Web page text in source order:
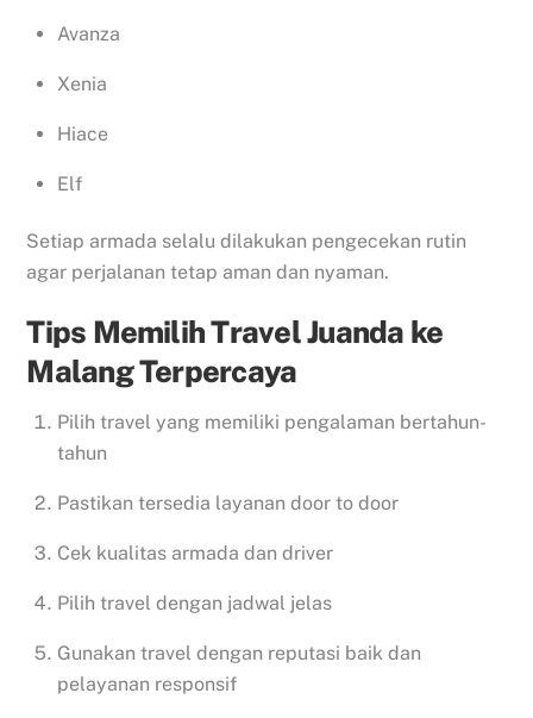
Avanza
Xenia
Hiace
Elf
Setiap armada selalu dilakukan pengecekan rutin
agar perjalanan tetap aman dan nyaman.
Tips Memilih Travel Juanda ke
Malang Terpercaya
Pilih travel yang memiliki pengalaman bertahun-
tahun
Pastikan tersedia layanan door to door
Cek kualitas armada dan driver
Pilih travel dengan jadwal jelas
Gunakan travel dengan reputasi baik dan
pelayanan responsif